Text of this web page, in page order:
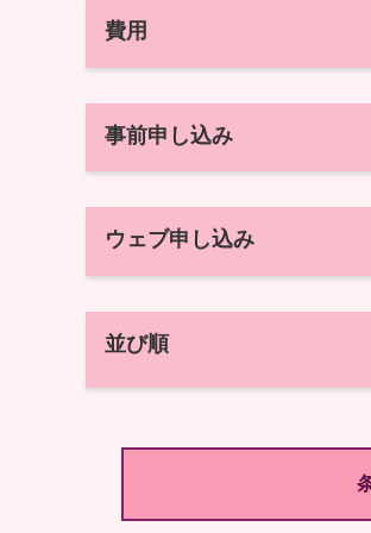
費用
事前申し込み
ウェブ申し込み
並び順